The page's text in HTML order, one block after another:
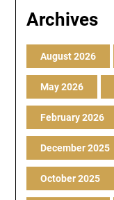
Archives
August 2026
May 2026
February 2026
December 2025
October 2025